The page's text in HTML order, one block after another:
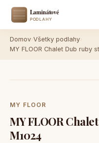
Domov Všetky podlahy
MY FLOOR Chalet Dub ruby
MY FLOOR
MY FLOOR
M1024